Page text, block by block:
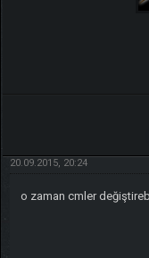
20.09.2015, 20:24
o zaman cmler